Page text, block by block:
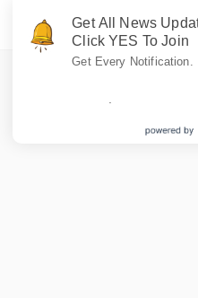
Get All News
Click YES To Join
Get Every Notification.